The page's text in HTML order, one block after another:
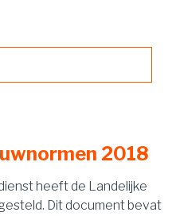
2018
heeft de Landelijke
Dit document bevat